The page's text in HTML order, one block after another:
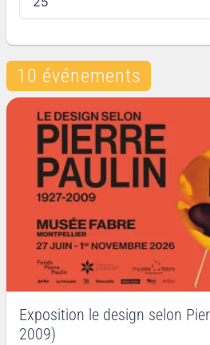
10 événements
Exposition le design selon
2009)